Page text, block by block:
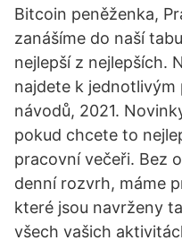
Bitcoin peněženka,
zanášíme do naší
nejlepší z nejlepších.
najdete k
návodů, 2021.
pokud chcete to
pracovní večeři. Bez
denní rozvrh, máme
které jsou navrženy
všech vašich